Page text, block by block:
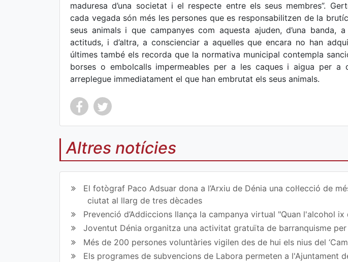
maduresa d’una societat i el respecte entre els seus membres”.
cada vegada són més les persones que es responsabilitzen de la
seus animals i que campanyes com aquesta ajuden, d’una banda,
actituds, i d’altra, a conscienciar a aquelles que encara no han
últimes també els recorda que la normativa municipal contempla
borses o embolcalls impermeables per a les caques i aigua per a
arreplegue immediatament el que han embrutat els seus animals.
Co
art
ir
en
Fa
Co
art
ir
en
Tw
Altres notícies
El fotògraf Paco Adsuar dona a l’Arxiu de Dénia una col·lecció de
ciutat al llarg de tres dècades
Prevenció d’Addiccions llança la campanya virtual "Quan l'alcohol
Joventut Dénia organitza una activitat gratuïta de barranquisme
Més de 200 persones voluntàries vigilen des de hui els nius del
Els programes de subvencions de Labora permeten a l'Ajuntament